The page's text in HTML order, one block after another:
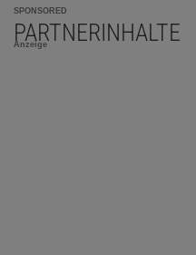
SPONSORED
PARTNERINHALTE
Anzeige